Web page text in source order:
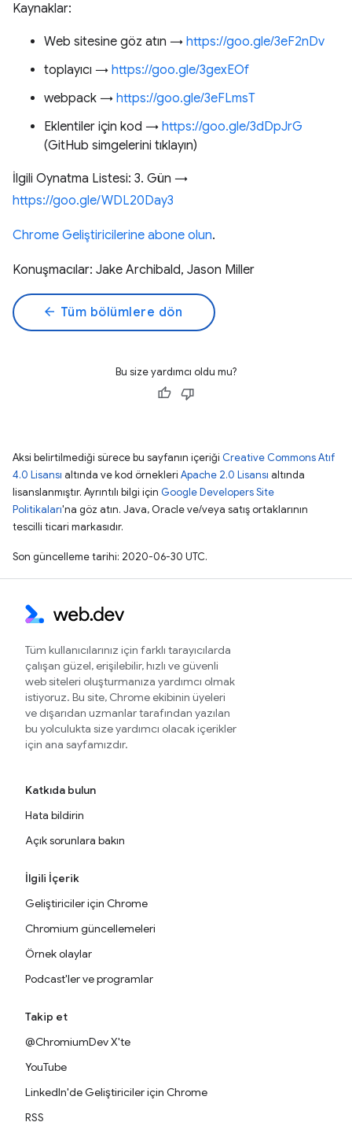
Kaynaklar:
Web sitesine göz atın → https://goo.gle/3eF2nDv
toplayıcı → https://goo.gle/3gexEOf
webpack → https://goo.gle/3eFLmsT
Eklentiler için kod → https://goo.gle/3dDpJrG
(GitHub simgelerini tıklayın)
İlgili Oynatma Listesi: 3. Gün →
https://goo.gle/WDL20Day3
Chrome Geliştiricilerine abone olun.
Konuşmacılar: Jake Archibald, Jason Miller
arrow_back Tüm bölümlere dön
Bu size yardımcı oldu mu?
Aksi belirtilmediği sürece bu sayfanın içeriği Creative Commons Atıf
4.0 Lisansı altında ve kod örnekleri Apache 2.0 Lisansı altında
lisanslanmıştır. Ayrıntılı bilgi için Google Developers Site
Politikaları'na göz atın. Java, Oracle ve/veya satış ortaklarının
tescilli ticari markasıdır.
Son güncelleme tarihi: 2020-06-30 UTC.
Tüm kullanıcılarınız için farklı tarayıcılarda
çalışan güzel, erişilebilir, hızlı ve güvenli
web siteleri oluşturmanıza yardımcı olmak
istiyoruz. Bu site, Chrome ekibinin üyeleri
ve dışarıdan uzmanlar tarafından yazılan
bu yolculukta size yardımcı olacak içerikler
için ana sayfamızdır.
Katkıda bulun
Hata bildirin
Açık sorunlara bakın
İlgili İçerik
Geliştiriciler için Chrome
Chromium güncellemeleri
Örnek olaylar
Podcast'ler ve programlar
Takip et
@ChromiumDev X'te
YouTube
LinkedIn'de Geliştiriciler için Chrome
RSS